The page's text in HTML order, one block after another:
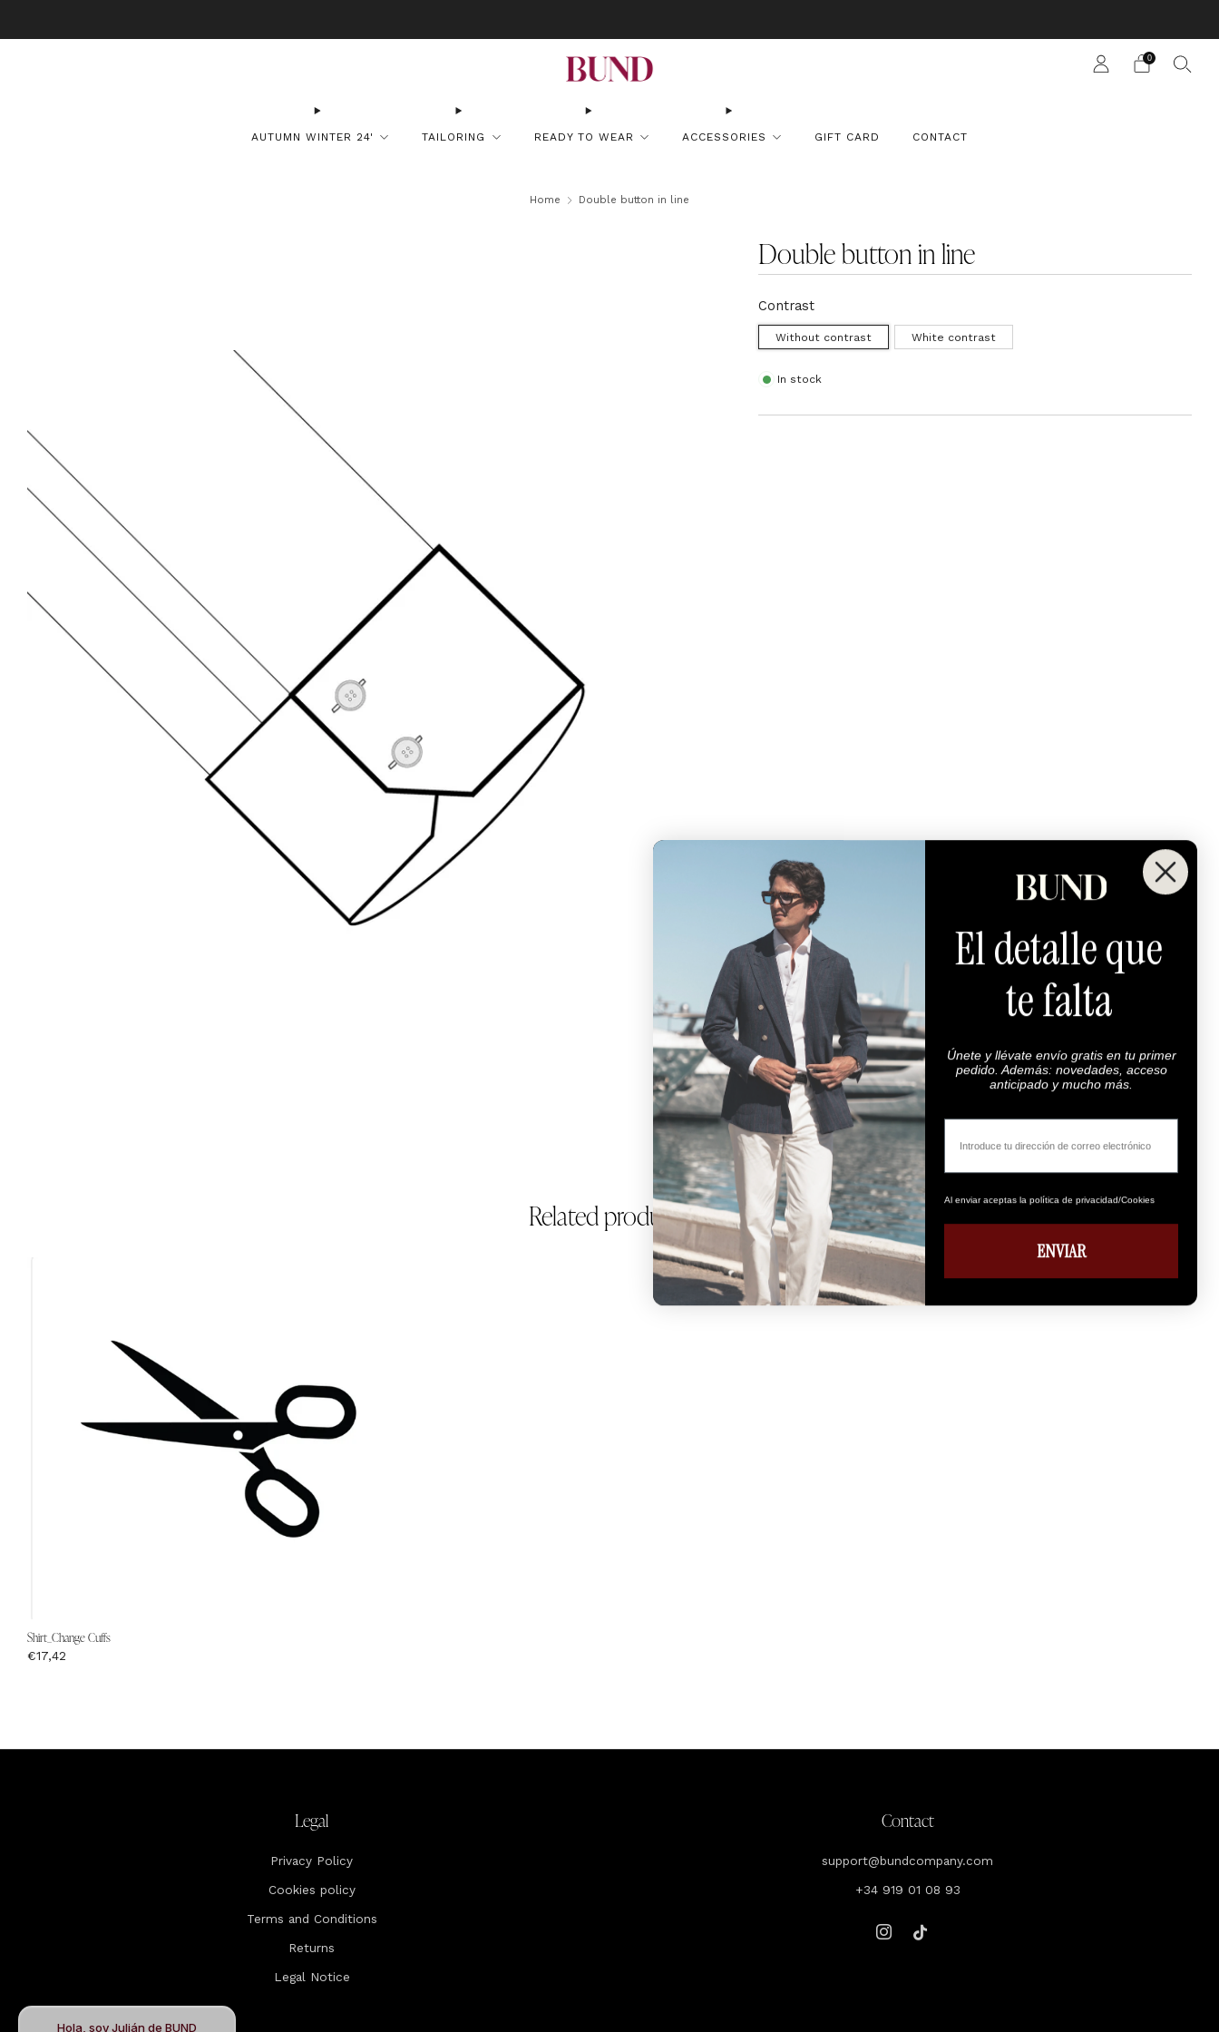
AUTUMN WINTER 24' TAILORING READY TO WEAR ACCESSORIES GIFT CARD CONTACT
0
Home Double button in line
Double button in line
Contrast
Without contrast White contrast
In stock
Related products
Shirt_Change Cuffs
€17,42
Legal
Privacy Policy
Cookies policy
Terms and Conditions
Returns
Legal Notice
Contact
support@bundcompany.com
+34 919 01 08 93
Hola, soy Julián de BUND
El detalle que
te falta
Únete y llévate envío gratis en tu primer
pedido. Además: novedades, acceso
anticipado y mucho más.
Email
Al enviar aceptas la política de privacidad/Cookies
ENVIAR